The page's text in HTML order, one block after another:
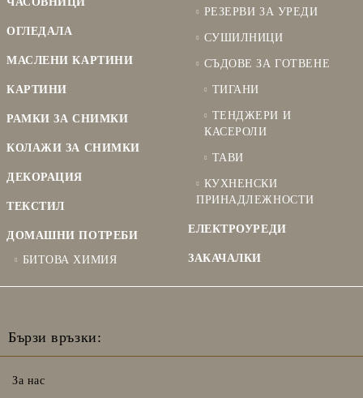
ОГЛЕДАЛА
МАСЛЕНИ КАРТИНИ
КАРТИНИ
РАМКИ ЗА СНИМКИ
КОЛАЖИ ЗА СНИМКИ
ДЕКОРАЦИЯ
ТЕКСТИЛ
ДОМАШНИ ПОТРЕБИ
БИТОВА ХИМИЯ
РЕЗЕРВИ ЗА УРЕДИ
СУШИЛНИЦИ
СЪДОВЕ ЗА ГОТВЕНЕ
ТИГАНИ
ТЕНДЖЕРИ И
КАСЕРОЛИ
ТАВИ
КУХНЕНСКИ
ПРИНАДЛЕЖНОСТИ
ЕЛЕКТРОУРЕДИ
ЗАКАЧАЛКИ
Бързи връзки:
За нас